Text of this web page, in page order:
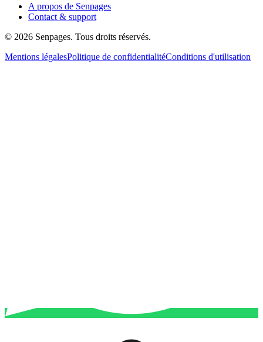
A propos de Senpages
Contact & support
© 2026 Senpages. Tous droits réservés.
Mentions légalesPolitique de confidentialitéConditions d'utilisation